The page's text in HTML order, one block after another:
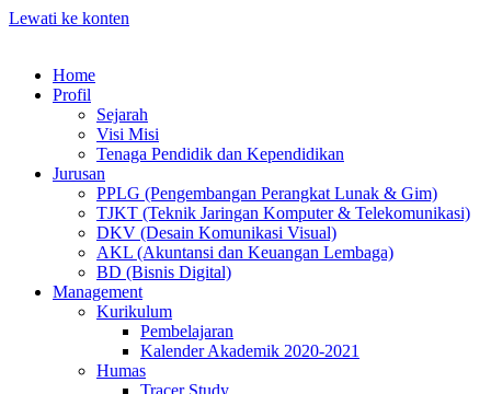
Lewati ke konten
Home
Profil
Sejarah
Visi Misi
Tenaga Pendidik dan Kependidikan
Jurusan
PPLG (Pengembangan Perangkat Lunak & Gim)
TJKT (Teknik Jaringan Komputer & Telekomunikasi)
DKV (Desain Komunikasi Visual)
AKL (Akuntansi dan Keuangan Lembaga)
BD (Bisnis Digital)
Management
Kurikulum
Pembelajaran
Kalender Akademik 2020-2021
Humas
Tracer Study